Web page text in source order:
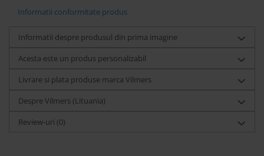
Informatii conformitate produs
Informatii despre produsul din prima imagine
Acesta este un produs personalizabil
Livrare si plata produse marca Vilmers
Despre Vilmers (Lituania)
Review-uri (0)